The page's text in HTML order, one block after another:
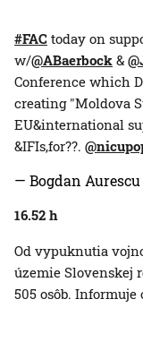
#FAC today on
w/@ABaerbock &
Conference which
creating "Moldova
EU&international
&IFIs,for??.
— Bogdan
16.52 h
Od vypuknutia
územie Slovenskej
505 osôb.